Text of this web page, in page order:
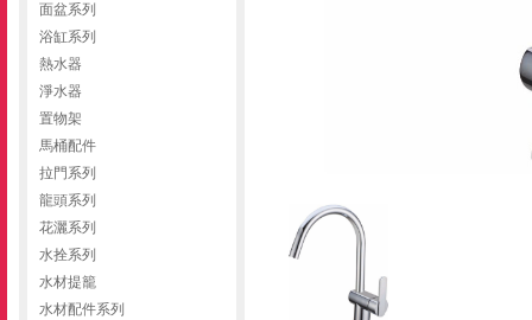
面盆系列
浴缸系列
熱水器
淨水器
置物架
馬桶配件
拉門系列
龍頭系列
花灑系列
水拴系列
水材提籠
水材配件系列